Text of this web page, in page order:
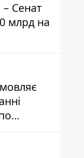
Сенат
млрд на